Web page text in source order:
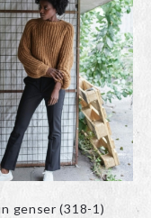
genser (318-1)